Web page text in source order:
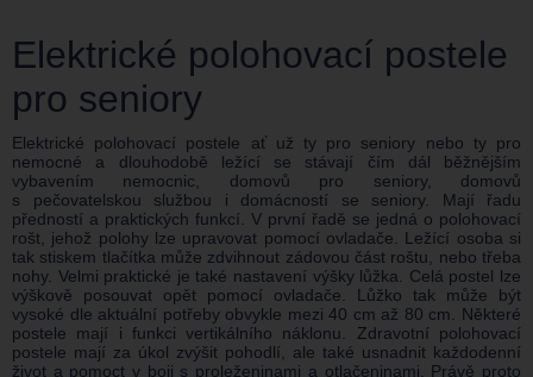
Elektrické polohovací postele
pro seniory
Elektrické polohovací postele ať už ty pro seniory nebo ty pro
nemocné a dlouhodobě ležící se stávají čím dál běžnějším
vybavením nemocnic, domovů pro seniory, domovů
s pečovatelskou službou i domácností se seniory. Mají řadu
předností a praktických funkcí. V první řadě se jedná o polohovací
rošt, jehož polohy lze upravovat pomocí ovladače. Ležící osoba si
tak stiskem tlačítka může zdvihnout zádovou část roštu, nebo třeba
nohy. Velmi praktické je také nastavení výšky lůžka. Celá postel lze
výškově posouvat opět pomocí ovladače. Lůžko tak může být
vysoké dle aktuální potřeby obvykle mezi 40 cm až 80 cm. Některé
postele mají i funkci vertikálního náklonu. Zdravotní polohovací
postele mají za úkol zvýšit pohodlí, ale také usnadnit každodenní
život a pomoct v boji s proleženinami a otlačeninami. Právě proto